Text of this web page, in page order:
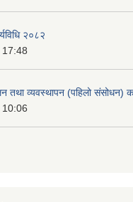
२०८२
तथा व्यवस्थापन (पहिलो संसोधन)